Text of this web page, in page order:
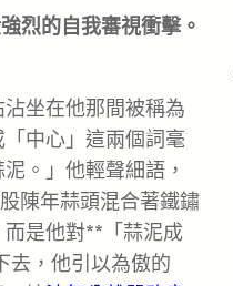
烈的自我審視衝擊。
坐在他那間被稱為
中心」這兩個詞毫
。」他輕聲細語，
陳年蒜頭混合著鐵鏽
是他對**「蒜泥成
去，他引以為傲的